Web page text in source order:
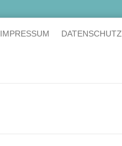
IMPRESSUM DATENSCHUTZ